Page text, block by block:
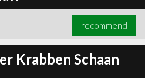
recommend
Krabben Schaan